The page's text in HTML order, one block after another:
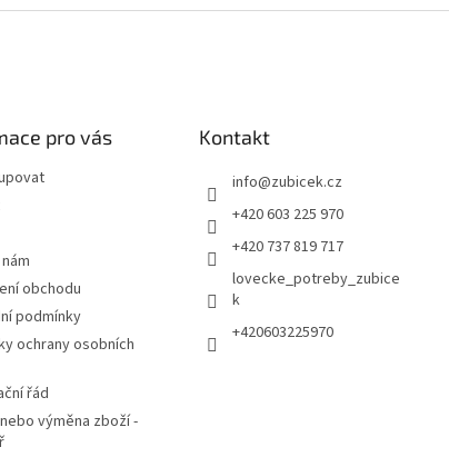
pro vás
obchodu
podmínky
ochrany osobních
řád
výměna zboží -
Kontakt
info@zubicek.cz
+420 603 225 970
+420 737 819 717
lovecke_potreby_zubice
k
+420603225970